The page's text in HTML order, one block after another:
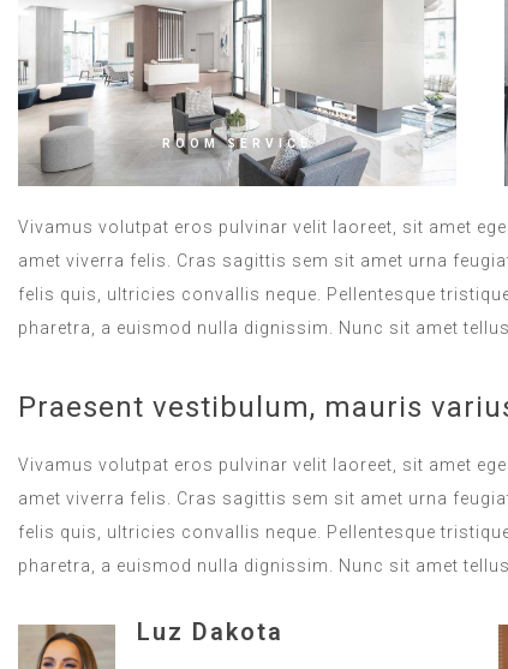
ROOM SERVICE
Vivamus volutpat eros pulvinar velit laoreet, sit amet
amet viverra felis. Cras sagittis sem sit amet urna
felis quis, ultricies convallis neque. Pellentesque
pharetra, a euismod nulla dignissim. Nunc sit amet
Praesent vestibulum, mauris
Vivamus volutpat eros pulvinar velit laoreet, sit amet
amet viverra felis. Cras sagittis sem sit amet urna
felis quis, ultricies convallis neque. Pellentesque
pharetra, a euismod nulla dignissim. Nunc sit amet
Luz Dakota